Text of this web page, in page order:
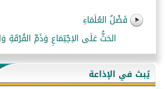
فَضْلُ العُلَمَاءِ
الحَثُّ عَلَى الاِجْتِمَاعِ وَذَمِّ الفُرْقَةِ
يُبث في الإذاعة